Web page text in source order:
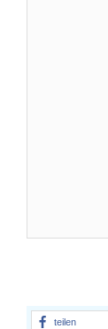
teilen